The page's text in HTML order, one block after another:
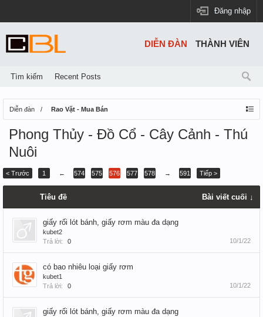
Đăng nhập
Diễn đàn Rao Vặt - Mua Bán
Phong Thủy - Đồ Cổ - Cây Cảnh - Thú
Nuôi
< Trước 1 ← 574 575 576 577 578 → 591 Tiếp >
Tiêu đề Bài viết cuối ↓
giấy rối lót bánh, giấy rơm màu đa dạng
kubet2
Trả lời:
0 10/1/22
có bao nhiêu loại giấy rơm
kubet1
Trả lời:
0 10/1/22
giấy rối lót bánh, giấy rơm màu đa dạng
DIỄN ĐÀN
Tìm kiếm Recent Posts
THÀNH VIÊN